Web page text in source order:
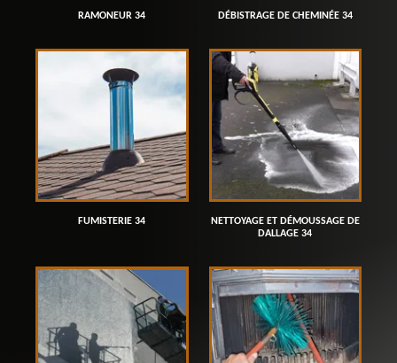
RAMONEUR 34 DÉBISTRAGE DE CHEMINÉE 34
FUMISTERIE 34
NETTOYAGE ET DÉMOUSSAGE DE
DALLAGE 34